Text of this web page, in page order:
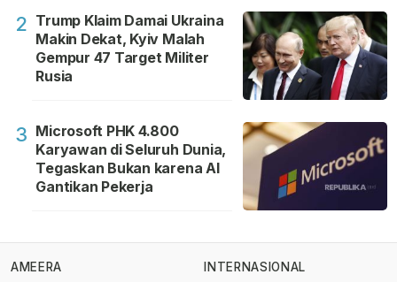
2 Trump Klaim Damai Ukraina
Makin Dekat, Kyiv Malah
Gempur 47 Target Militer
Rusia
3 Microsoft PHK 4.800
Karyawan di Seluruh Dunia,
Tegaskan Bukan karena AI
Gantikan Pekerja
AMEERA INTERNASIONAL